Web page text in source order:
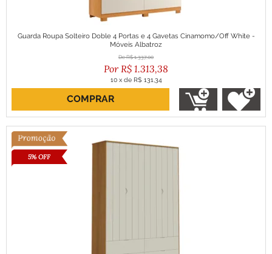
Guarda Roupa Solteiro Doble 4 Portas e 4 Gavetas Cinamomo/Off White -
Móveis Albatroz
R$ 1.337,00
R$ 1.313,38
10 x de R$ 131,34
ou R$ 1.182,04 no boleto
COMPRAR
5% OFF